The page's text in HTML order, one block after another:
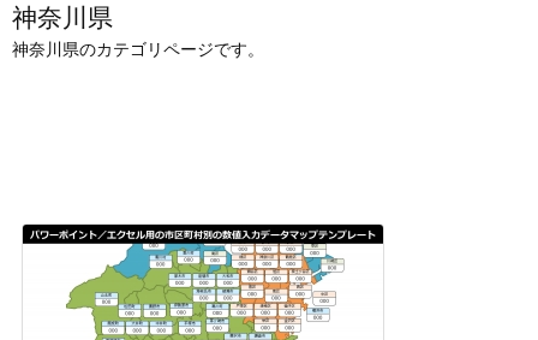
神奈川県
神奈川県のカテゴリページです。